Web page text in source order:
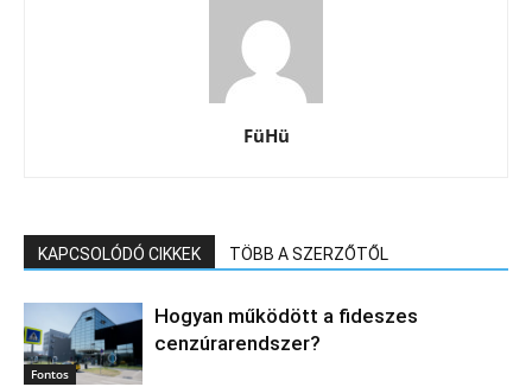
FüHü
KAPCSOLÓDÓ CIKKEK TÖBB A SZERZŐTŐL
Fontos
Hogyan működött a fideszes
cenzúrarendszer?